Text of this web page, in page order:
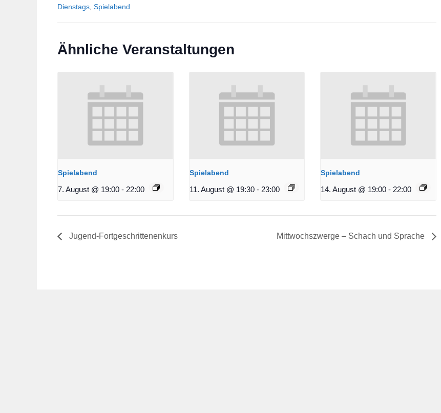
Dienstags Spielabend
Ähnliche Veranstaltungen
Spielabend
7. August @ 19:00 - 22:00
Spielabend
11. August @ 19:30 - 23:00
Spielabend
14. August @ 19:00 - 22:00
Jugend-Fortgeschrittenenkurs Mittwochszwerge – Schach und Sprache